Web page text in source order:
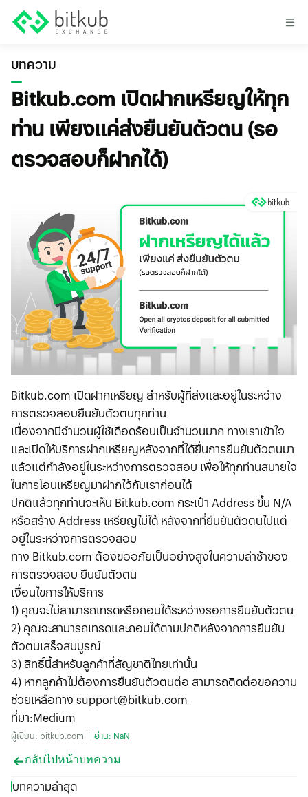
บทความ
Bitkub.com เปิดฝากเหรียญให้ทุก
ท่าน เพียงแค่ส่งยืนยันตัวตน (รอ
ตรวจสอบก็ฝากได้)
Bitkub.com เปิดฝากเหรียญ สำหรับผู้ที่ส่งและอยู่ในระหว่าง
การตรวจสอบยืนยันตัวตนทุกท่าน
เนื่องจากมีจำนวนผู้ใช้เดือดร้อนเป็นจำนวนมาก ทางเราเข้าใจ
และเปิดให้บริการฝากเหรียญหลังจากที่ได้ยื่นการยืนยันตัวตนมา
แล้วแต่กำลังอยู่ในระหว่างการตรวจสอบ เพื่อให้ทุกท่านสบายใจ
ในการโอนเหรียญมาฝากไว้กับเราก่อนได้
ปกติแล้วทุกท่านจะเห็น Bitkub.com กระเป๋า Address ขึ้น N/A
หรือสร้าง Address เหรียญไม่ได้ หลังจากที่ยืนยันตัวตนไปแต่
อยู่ในระหว่างการตรวจสอบ
ทาง Bitkub.com ต้องขออภัยเป็นอย่างสูงในความล่าช้าของ
การตรวจสอบ ยืนยันตัวตน
เงื่อนไขการให้บริการ
1) คุณจะไม่สามารถเทรดหรือถอนได้ระหว่างรอการยืนยันตัวตน
2) คุณจะสามารถเทรดและถอนได้ตามปกติหลังจากการยืนยัน
ตัวตนเสร็จสมบูรณ์
3) สิทธิ์นี้สำหรับลูกค้าที่สัญชาติไทยเท่านั้น
4) หากลูกค้าไม่ต้องการยืนยันตัวตนต่อ สามารถติดต่อขอความ
ช่วยเหลือทาง support@bitkub.com
ที่มา:Medium
ผู้เขียน: bitkub.com | | อ่าน: NaN
กลับไปหน้าบทความ
บทความล่าสุด